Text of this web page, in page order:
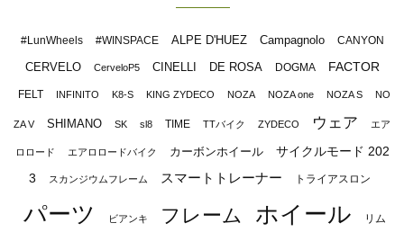
#LunWheels #WINSPACE ALPE D'HUEZ Campagnolo CANYON
CERVELO CerveloP5 CINELLI DE ROSA DOGMA FACTOR
FELT INFINITO K8-S KING ZYDECO NOZA NOZA one NOZA S NO
ZA V SHIMANO SK sl8 TIME TTバイク ZYDECO ウェア エア
ロロード エアロロードバイク カーボンホイール
サイクルモード 202
3
スカンジウムフレーム スマートトレーナー トライアスロン
パーツ ビアンキ フレーム ホイール リム